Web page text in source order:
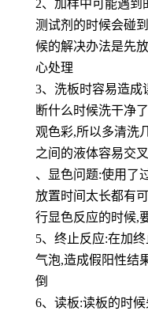
2、加样中可能遇到
测试剂的时候会碰
候的解决办法是先
心处理
3、洗板时容易造成
断什么时候洗干净
观色彩,所以多清洗
之间的液体容易交
、显色问题:使用了
放置时间太长都有
行显色反应的时候,
5、终止反应:在加
气泡,造成假阳性结
倒
6、读板:读板的时